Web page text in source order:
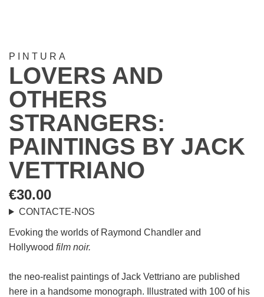
PINTURA
LOVERS AND
OTHERS
STRANGERS:
PAINTINGS BY JACK
VETTRIANO
€30.00
CONTACTE-NOS
Evoking the worlds of Raymond Chandler and
Hollywood film noir.
the neo-realist paintings of Jack Vettriano are published
here in a handsome monograph. Illustrated with 100 of his